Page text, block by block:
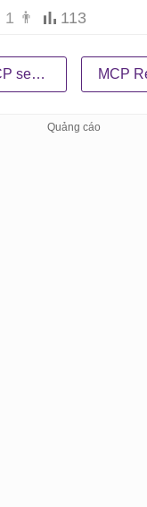
1 👨 113
Xây dựng MCP server